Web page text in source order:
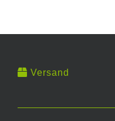
Versand